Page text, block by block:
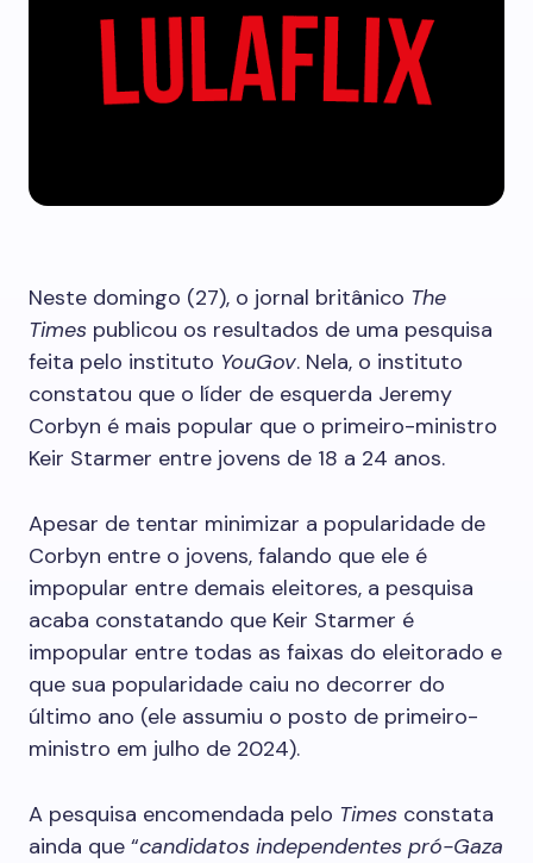
Neste domingo (27), o jornal britânico The
Times publicou os resultados de uma pesquisa
feita pelo instituto YouGov. Nela, o instituto
constatou que o líder de esquerda Jeremy
Corbyn é mais popular que o primeiro-ministro
Keir Starmer entre jovens de 18 a 24 anos.
Apesar de tentar minimizar a popularidade de
Corbyn entre o jovens, falando que ele é
impopular entre demais eleitores, a pesquisa
acaba constatando que Keir Starmer é
impopular entre todas as faixas do eleitorado e
que sua popularidade caiu no decorrer do
último ano (ele assumiu o posto de primeiro-
ministro em julho de 2024).
A pesquisa encomendada pelo Times constata
ainda que “candidatos independentes pró-Gaza